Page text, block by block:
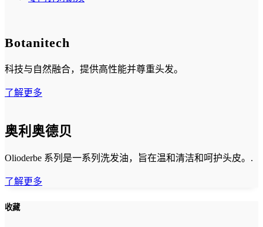
Botanitech
科技与自然融合，提供高性能并尊重头发。
了解更多
奥利奥德贝
Olioderbe 系列是一系列洗发油，旨在温和清洁和呵护头皮。.
了解更多
收藏